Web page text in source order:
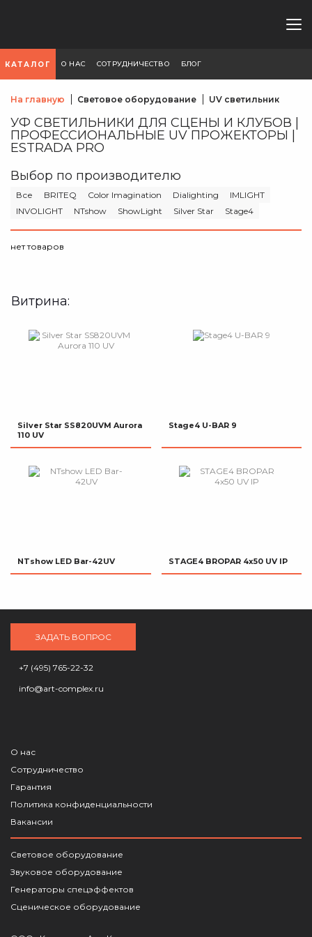
КАТАЛОГ О НАС СОТРУДНИЧЕСТВО БЛОГ
На главную Световое оборудование UV светильник
УФ СВЕТИЛЬНИКИ ДЛЯ СЦЕНЫ И КЛУБОВ |
ПРОФЕССИОНАЛЬНЫЕ UV ПРОЖЕКТОРЫ |
ESTRADA PRO
Выбор по производителю
Все BRITEQ Color Imagination Dialighting
IMLIGHT
INVOLIGHT
NTshow ShowLight Silver Star Stage4
нет товаров
Витрина:
Silver Star SS820UVM Aurora
110 UV
Stage4 U-BAR 9
NTshow LED Bar-42UV STAGE4 BROPAR 4x50 UV IP
ЗАДАТЬ ВОПРОС
+7 (495) 765-22-32
info@art-complex.ru
О нас
Сотрудничество
Гарантия
Политика конфиденциальности
Вакансии
Световое оборудование
Звуковое оборудование
Генераторы спецэффектов
Сценическое оборудование